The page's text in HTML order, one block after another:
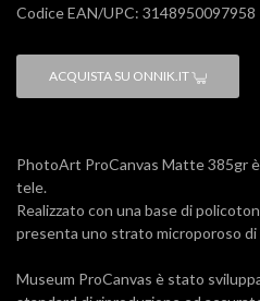
Codice EAN/UPC: 3148950097958
ACQUISTA SU ONNIK.IT
PhotoArt ProCanvas Matte 385gr
tele.
Realizzato con una base di
presenta uno strato microporoso
Museum ProCanvas è stato